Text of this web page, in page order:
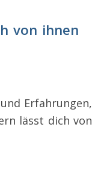
von ihnen
Erfahrungen,
lässt dich von